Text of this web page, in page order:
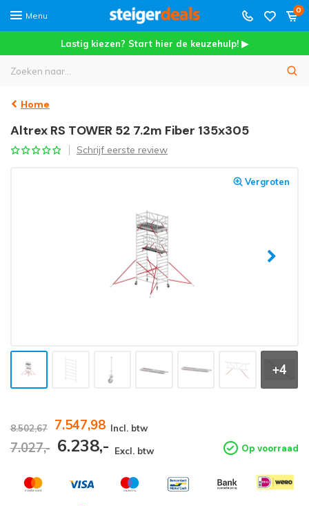
Menu
0
Lastig kiezen? Start hier de keuzehulp! ▶
Home
Altrex RS TOWER 52 7.2m Fiber 135x305
Schrijf eerste review
Vergroten
+4
8.502,67 7.547,98 Incl. btw
7.027,- 6.238,- Excl. btw Op voorraad